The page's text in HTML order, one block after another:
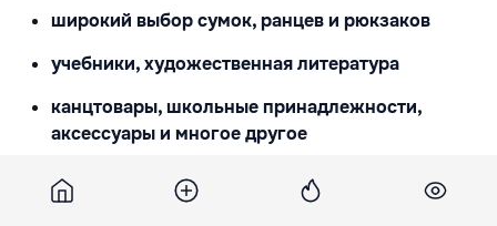
широкий выбор сумок, ранцев и рюкзаков
учебники, художественная литература
канцтовары, школьные принадлежности,
аксессуары и многое другое